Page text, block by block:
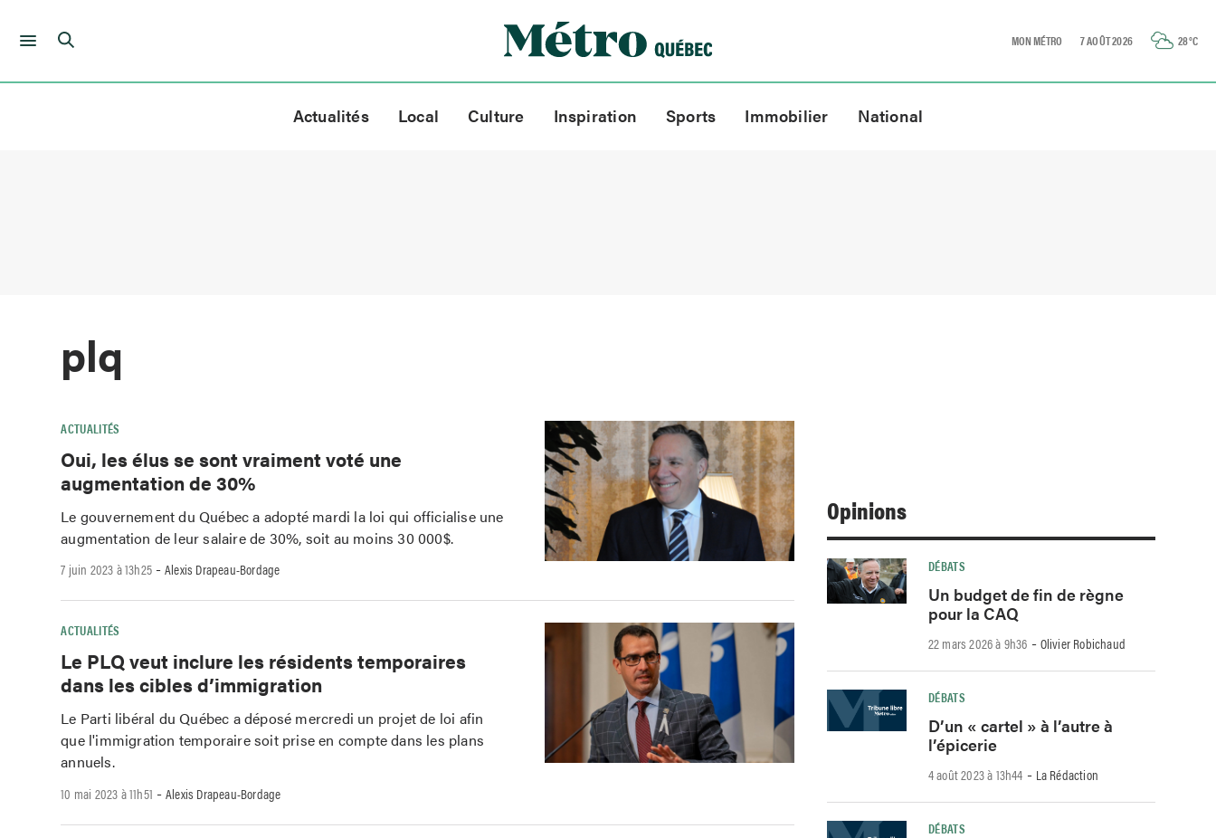
Skip
MON MÉTRO 7 AOÛT 2026 28°C
Actualités Local Culture Inspiration Sports Immobilier National
plq
ACTUALITÉS
Oui, les élus se sont vraiment voté une
augmentation de 30%
Le gouvernement du Québec a adopté mardi la loi qui officialise une
augmentation de leur salaire de 30%, soit au moins 30 000$.
7 juin 2023 à 13h25 -Alexis Drapeau-Bordage
ACTUALITÉS
Le PLQ veut inclure les résidents temporaires
dans les cibles d’immigration
Le Parti libéral du Québec a déposé mercredi un projet de loi afin
que l'immigration temporaire soit prise en compte dans les plans
annuels.
10 mai 2023 à 11h51 -Alexis Drapeau-Bordage
Opinions
DÉBATS
Un budget de fin de règne
pour la CAQ
22 mars 2026 à 9h36 -Olivier Robichaud
DÉBATS
D’un « cartel » à l’autre à
l’épicerie
4 août 2023 à 13h44 - La Rédaction
DÉBATS